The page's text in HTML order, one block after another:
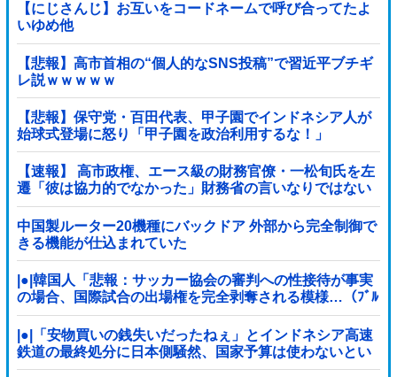
【にじさんじ】お互いをコードネームで呼び合ってたよ
いゆめ他
【悲報】高市首相の“個人的なSNS投稿”で習近平ブチギ
レ説ｗｗｗｗｗ
【悲報】保守党・百田代表、甲子園でインドネシア人が
始球式登場に怒り「甲子園を政治利用するな！」
【速報】 高市政権、エース級の財務官僚・一松旬氏を左
遷「彼は協力的でなかった」財務省の言いなりではない
ことが判明
中国製ルーター20機種にバックドア 外部から完全制御で
きる機能が仕込まれていた
|●|韓国人「悲報：サッカー協会の審判への性接待が事実
の場合、国際試合の出場権を完全剥奪される模様…（ﾌﾞﾙ
ﾌﾞﾙ」＝韓国の反応
|●|「安物買いの銭失いだったねぇ」とインドネシア高速
鉄道の最終処分に日本側騒然、国家予算は使わないとい
うと何が財源なんだ？